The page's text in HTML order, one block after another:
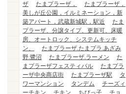
ザ
たまプラーザ，
たまプラーザ，
美しが丘公園，イルミネーション，新
築アパート，武蔵新城駅，駅近
たま
プラーザ、分譲タイプ、更新可、床暖
房、オートロック、システムキッチ
ン、
たまプラーザ.たまプラ.あざみ
野.鷺沼
たまプラーザ.ラーメン
た
まプラーザフェスティバル
たまプラ
ーザ中央商店街
たまプラーザ駅
タ
ワーマンション
タンデム
チーズィ
ーチキン
チキン ちびっ子
チョ